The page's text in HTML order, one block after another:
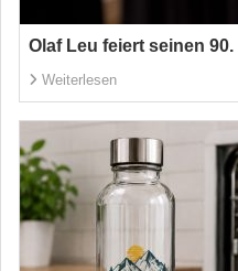
Olaf Leu feiert seinen
Weiterlesen